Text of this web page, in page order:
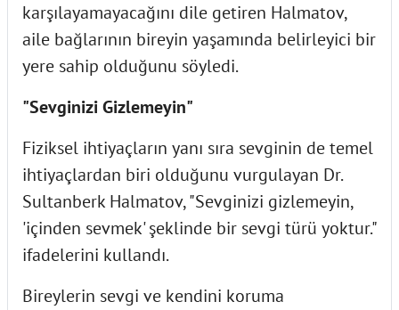
karşılayamayacağını dile getiren Halmatov,
aile bağlarının bireyin yaşamında belirleyici bir
yere sahip olduğunu söyledi.
"Sevginizi Gizlemeyin"
Fiziksel ihtiyaçların yanı sıra sevginin de temel
ihtiyaçlardan biri olduğunu vurgulayan Dr.
Sultanberk Halmatov, "Sevginizi gizlemeyin,
'içinden sevmek' şeklinde bir sevgi türü yoktur."
ifadelerini kullandı.
Bireylerin sevgi ve kendini koruma